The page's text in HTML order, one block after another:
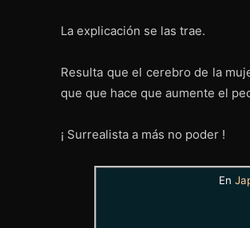
La explicación se las trae.
Resulta que el cerebro de la
que que hace que aumente el
¡ Surrealista a más no poder !
En